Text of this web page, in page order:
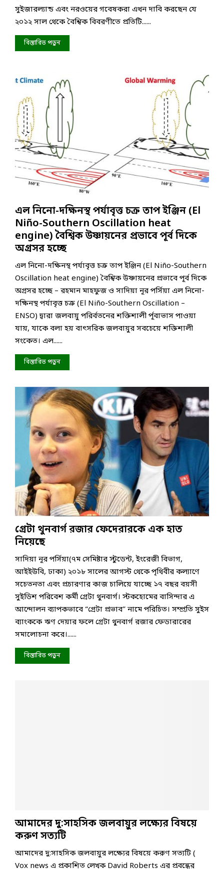
সুইজারল্যান্ড এবং নরওয়ের গবেষকরা এখন দাবি করছেন যে
২০১২ সাল থেকে বৈশ্বিক বিবরণীতে প্রতিটি......
বিস্তারিত পড়ুন
এল নিনো-দক্ষিনস্থ পর্যাবৃত্ত চক্র তাপ ইঞ্জিন (El
Niño-Southern Oscillation heat
engine) বৈশ্বিক উষ্ণায়নের প্রভাবে পূর্ব দিকে
অগ্রসর হচ্ছে
এল নিনো-দক্ষিনস্থ পর্যাবৃত্ত চক্র তাপ ইঞ্জিন (El Niño-Southern
Oscillation heat engine) বৈশ্বিক উষ্ণায়নের প্রভাবে পূর্ব দিকে
অগ্রসর হচ্ছে – রহমান মাহফুজ ও সাদিয়া নূর পর্সিয়া এল নিনো-
দক্ষিনস্থ পর্যাবৃত্ত চক্র (El Niño-Southern Oscillation –
ENSO) দ্বারা জলবায়ু পরির্বতনের শক্তিশালী র্পূবাভাস পাওয়া
যায়, যাকে বলা হয় বাৎসরিক জলবায়ুর সবচেয়ে শক্তিশালী
সংকেত। এল......
বিস্তারিত পড়ুন
গ্রেটা থুনবার্গ রজার ফেদেরারকে এক হাত
নিয়েছে
সাদিয়া নূর পর্সিয়া(৭ম সেমিষ্টার স্টুডেন্ট, ইংরেজী বিভাগ,
আইইউবি, ঢাকা) ২০১৮ সালের আগস্ট থেকে পৃথিবীর কল্যাণে
সচেতনতা এবং প্রচারণার কাজ চালিয়ে যাচ্ছে ১৭ বছর বয়সী
সুইডিশ পরিবেশ কর্মী গ্রেটা থুনবার্গ। স্টকহোমের বাসিন্দার এ
আন্দোলন ব্যাপকভাবে “গ্রেটা প্রভাব” নামে পরিচিত। সম্প্রতি সুইস
ব্যাংককে ঋণ দেয়ার ফলে গ্রেটা থুনবার্গ রজার ফেডারারের
সমালোচনা করে।......
বিস্তারিত পড়ুন
আমাদের দু:সাহসিক জলবায়ুর লক্ষ্যের বিষয়ে
করুণ সত্যটি
আমাদের দু:সাহসিক জলবায়ুর লক্ষ্যের বিষয়ে করুণ সত্যটি (
Vox news এ প্রকাশিত লেখক David Roberts এর প্রবন্ধের